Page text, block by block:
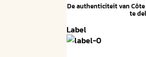
De authenticiteit van
te
Label